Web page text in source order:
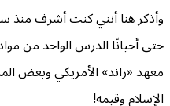
وأذكر هنا أنني كنت أشرف منذ
حتى أحيانًا الدرس الواحد من
معهد «راند» الأمريكي وبعض
الإسلام وقيمه!